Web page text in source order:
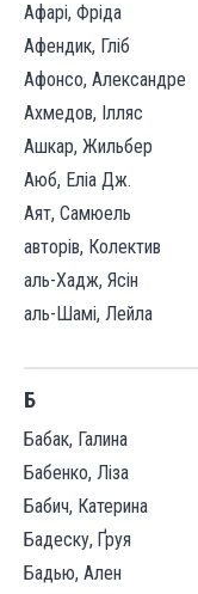
Афарі, Фріда
Афендик, Гліб
Афонсо, Александре
Ахмедов, Ілляс
Ашкар, Жильбер
Аюб, Еліа Дж.
Аят, Самюель
авторів, Колектив
аль-Хадж, Ясін
аль-Шамі, Лейла
Б
Бабак, Галина
Бабенко, Ліза
Бабич, Катерина
Бадеску, Ґруя
Бадью, Ален